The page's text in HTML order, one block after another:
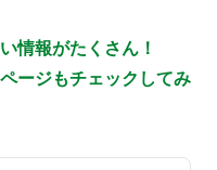
情報がたくさん！
ージもチェックしてみ